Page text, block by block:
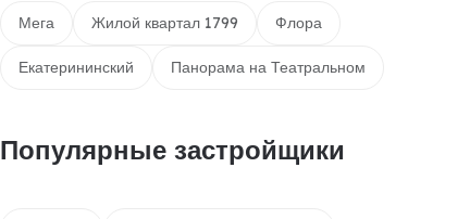
Мега Жилой квартал 1799 Флора
Екатерининский Панорама на Театральном
Популярные застройщики